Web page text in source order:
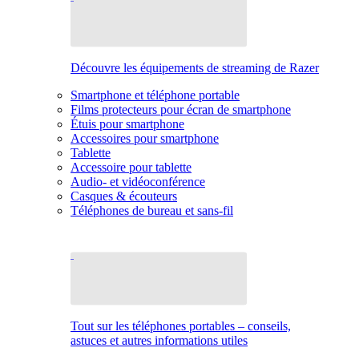
Découvre les équipements de streaming de Razer
Smartphone et téléphone portable
Films protecteurs pour écran de smartphone
Étuis pour smartphone
Accessoires pour smartphone
Tablette
Accessoire pour tablette
Audio- et vidéoconférence
Casques & écouteurs
Téléphones de bureau et sans-fil
Tout sur les téléphones portables – conseils,
astuces et autres informations utiles